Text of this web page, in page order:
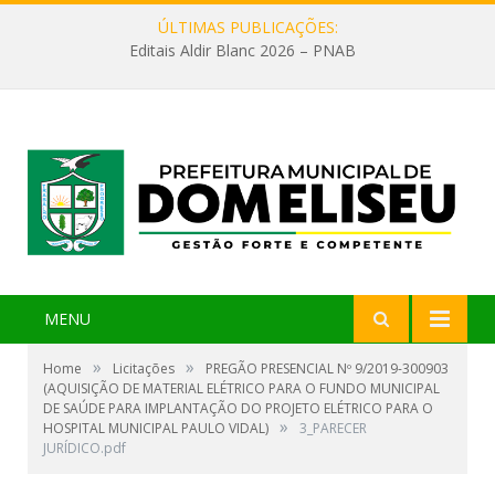
ÚLTIMAS PUBLICAÇÕES:
Editais Aldir Blanc 2026 – PNAB
MENU
Home » Licitações »
PREGÃO PRESENCIAL Nº 9/2019-300903
(AQUISIÇÃO DE MATERIAL ELÉTRICO PARA O FUNDO MUNICIPAL
DE SAÚDE PARA IMPLANTAÇÃO DO PROJETO ELÉTRICO PARA O
HOSPITAL MUNICIPAL PAULO VIDAL) »
3_PARECER
JURÍDICO.pdf